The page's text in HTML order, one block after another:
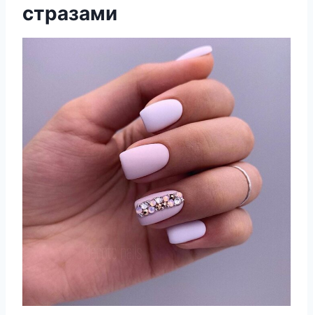
стразами